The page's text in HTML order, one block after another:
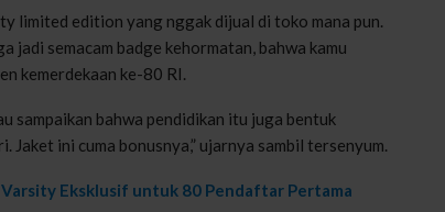
limited edition yang nggak dijual di toko mana pun.
jadi semacam badge kehormatan, bahwa kamu
kemerdekaan ke-80 RI.
sampaikan bahwa pendidikan itu juga bentuk
Jaket ini cuma bonusnya,” ujarnya sambil tersenyum.
Varsity Eksklusif untuk 80 Pendaftar Pertama